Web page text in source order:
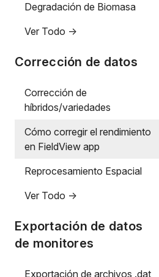
Degradación de Biomasa
Ver Todo ->
Corrección de datos
Corrección de
híbridos/variedades
Cómo corregir el rendimiento
en FieldView app
Reprocesamiento Espacial
Ver Todo ->
Exportación de datos
de monitores
Exportación de archivos .dat